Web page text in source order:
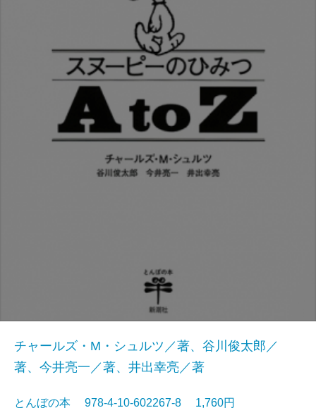
チャールズ・M・シュルツ／著、谷川俊太郎／
著、今井亮一／著、井出幸亮／著
とんぼの本 978-4-10-602267-8 1,760円